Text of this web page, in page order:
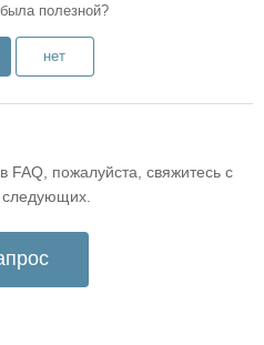
полезной?
нет
пожалуйста, свяжитесь с